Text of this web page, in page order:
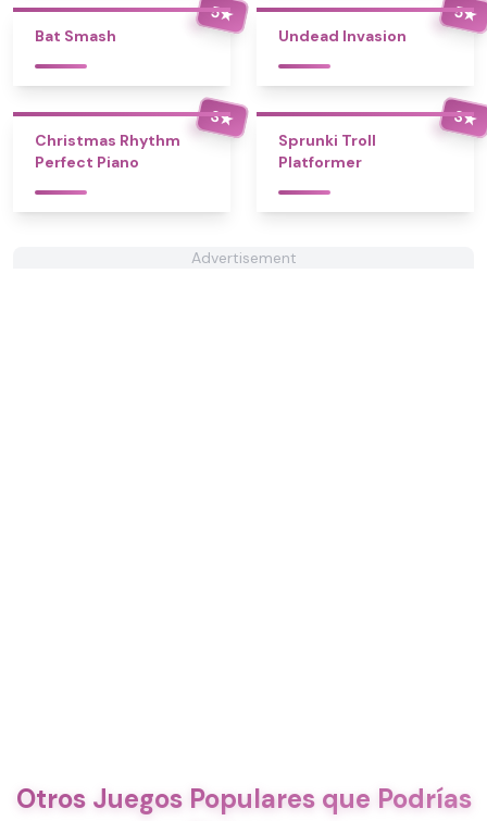
5★
Bat Smash
5★
Undead Invasion
3★
Christmas Rhythm
Perfect Piano
3★
Sprunki Troll
Platformer
Advertisement
Otros Juegos Populares que Podrías